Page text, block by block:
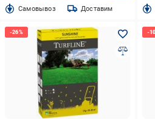
Cамовывоз Доставим